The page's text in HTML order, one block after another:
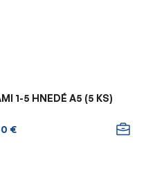
1-5 HNEDÉ A5 (5 KS)
€